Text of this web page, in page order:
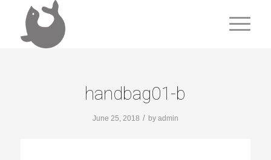
handbag01-b
June 25, 2018 / by admin